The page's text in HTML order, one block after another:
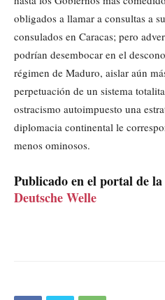
obligados a llamar a consultas a
consulados en Caracas; pero
podrían desembocar en el
régimen de Maduro, aislar aún
perpetuación de un sistema
ostracismo autoimpuesto una
diplomacia continental le
menos ominosos.
Publicado en el portal de
Deutsche Welle